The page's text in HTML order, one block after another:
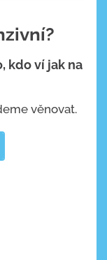
kdo ví jak na
věnovat.